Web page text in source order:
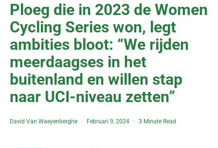
Ploeg die in 2023 de Women
Cycling Series won, legt
ambities bloot: “We rijden
meerdaagses in het
buitenland en willen stap
naar UCI-niveau zetten”
David Van Waeyenberghe Februari 9, 2024 3 Minute Read